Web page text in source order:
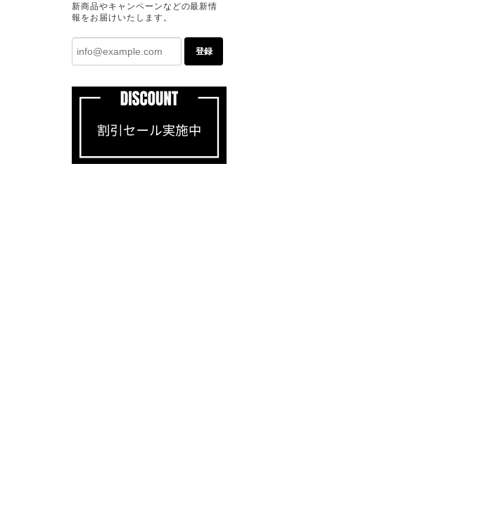
新商品やキャンペーンなどの最新情
報をお届けいたします。
登録